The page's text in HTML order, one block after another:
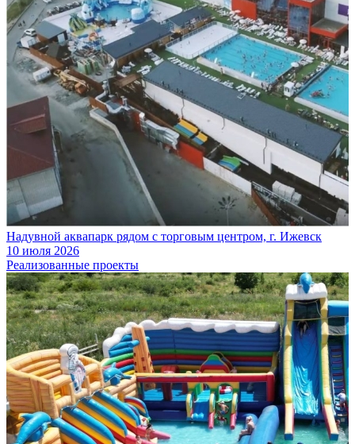
Надувной аквапарк рядом с торговым центром, г. Ижевск
10 июля 2026
Реализованные проекты